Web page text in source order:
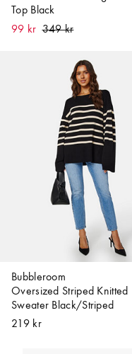
Top Black
99 kr
Bubbleroom
Oversized Striped Knitted
Sweater Black/Striped
219 kr